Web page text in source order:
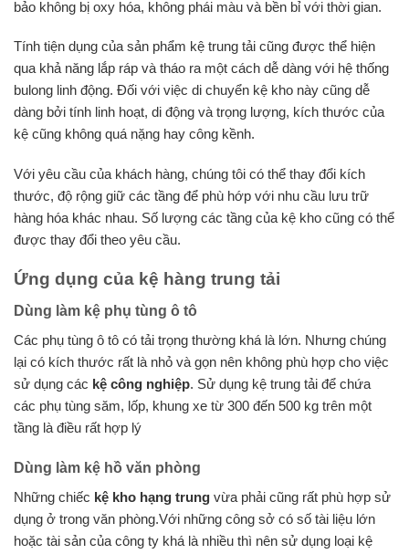
bảo không bị oxy hóa, không phái màu và bền bỉ với thời gian.
Tính tiện dụng của sản phẩm kệ trung tải cũng được thể hiện
qua khả năng lắp ráp và tháo ra một cách dễ dàng với hệ thống
bulong linh động. Đối với việc di chuyển kệ kho này cũng dễ
dàng bởi tính linh hoạt, di động và trọng lượng, kích thước của
kệ cũng không quá nặng hay công kềnh.
Với yêu cầu của khách hàng, chúng tôi có thể thay đổi kích
thước, độ rộng giữ các tầng để phù hớp với nhu cầu lưu trữ
hàng hóa khác nhau. Số lượng các tầng của kệ kho cũng có thể
được thay đổi theo yêu cầu.
Ứng dụng của kệ hàng trung tải
Dùng làm kệ phụ tùng ô tô
Các phụ tùng ô tô có tải trọng thường khá là lớn. Nhưng chúng
lại có kích thước rất là nhỏ và gọn nên không phù hợp cho việc
sử dụng các kệ công nghiệp. Sử dụng kệ trung tải để chứa
các phụ tùng săm, lốp, khung xe từ 300 đến 500 kg trên một
tầng là điều rất hợp lý
Dùng làm kệ hồ văn phòng
Những chiếc kệ kho hạng trung vừa phải cũng rất phù hợp sử
dụng ở trong văn phòng.Với những công sở có số tài liệu lớn
hoặc tài sản của công ty khá là nhiều thì nên sử dụng loại kệ